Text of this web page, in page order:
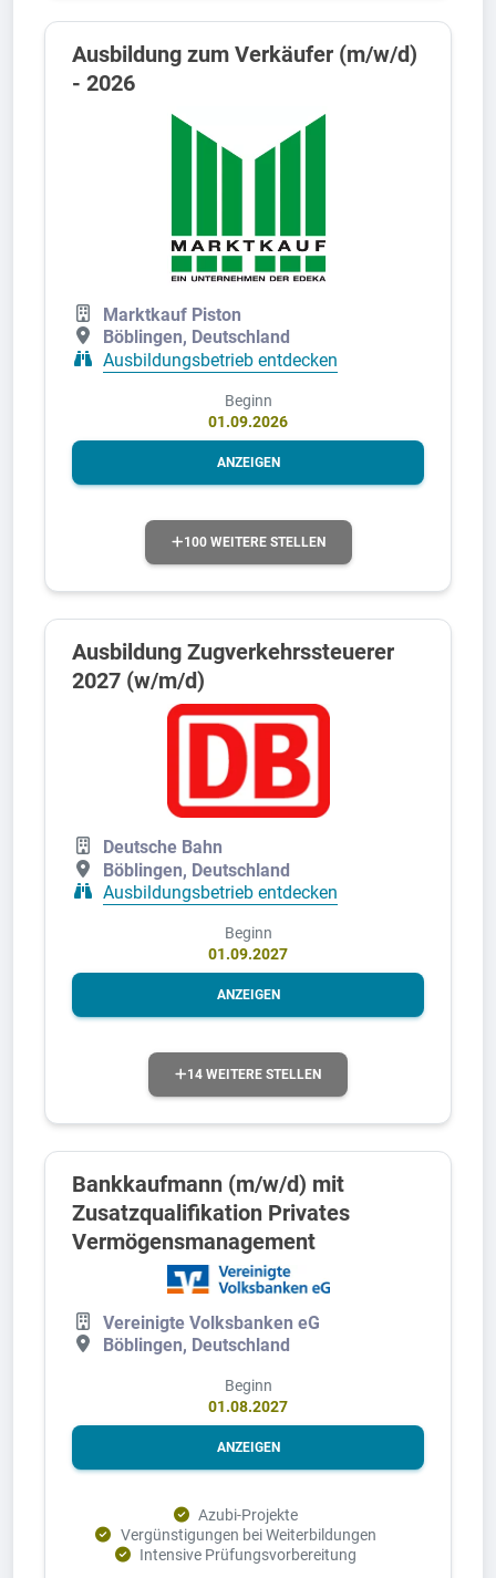
Ausbildung zum Verkäufer (m/w/d)
- 2026
Marktkauf Piston
Böblingen, Deutschland
Ausbildungsbetrieb entdecken
Beginn
01.09.2026
ANZEIGEN
100 WEITERE STELLEN
Ausbildung Zugverkehrssteuerer
2027 (w/m/d)
Deutsche Bahn
Böblingen, Deutschland
Ausbildungsbetrieb entdecken
Beginn
01.09.2027
ANZEIGEN
14 WEITERE STELLEN
Bankkaufmann (m/w/d) mit
Zusatzqualifikation Privates
Vermögensmanagement
Vereinigte Volksbanken eG
Böblingen, Deutschland
Beginn
01.08.2027
ANZEIGEN
Azubi-Projekte
Vergünstigungen bei Weiterbildungen
Intensive Prüfungsvorbereitung